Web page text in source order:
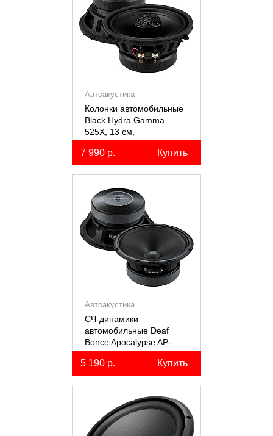
Автоакустика
Колонки автомобильные
Black Hydra Gamma
525X, 13 см,
коаксиальные
двухполосные, 2 шт.
7 990 р. Купить
Автоакустика
СЧ-динамики
автомобильные Deaf
Bonce Apocalypse AP-
M61SE PRO
5 190 р. Купить